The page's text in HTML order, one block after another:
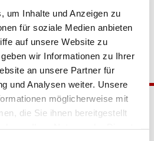
um Inhalte und Anzeigen zu
für soziale Medien anbieten
auf unsere Website zu
wir Informationen zu Ihrer
an unsere Partner für
und Analysen weiter. Unsere
möglicherweise mit
die Sie ihnen bereitgestellt